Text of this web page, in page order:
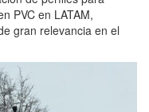
PVC en LATAM,
gran relevancia en el